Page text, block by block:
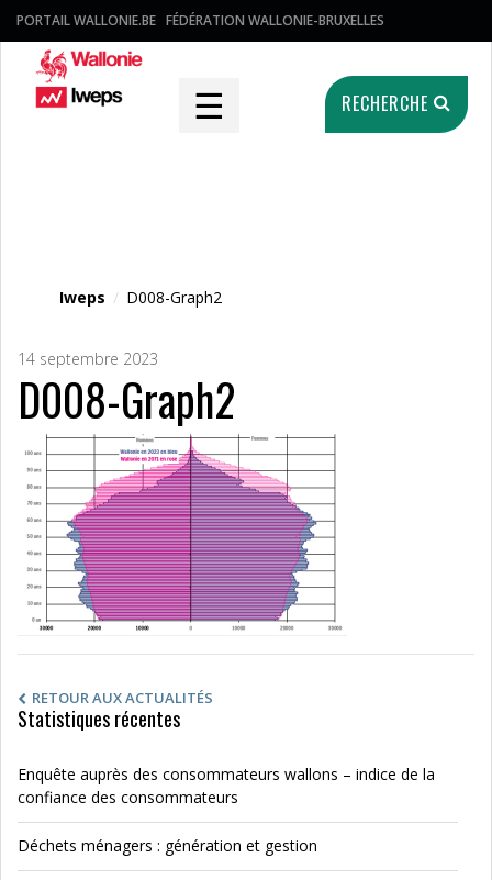
PORTAIL WALLONIE.BE FÉDÉRATION WALLONIE-BRUXELLES
☰ RECHERCHE
Iweps / D008-Graph2
14 septembre 2023
D008-Graph2
RETOUR AUX ACTUALITÉS
Statistiques récentes
Enquête auprès des consommateurs wallons – indice de la
confiance des consommateurs
Déchets ménagers : génération et gestion